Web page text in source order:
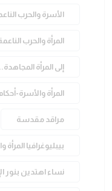
الأسرة والحرب
المرأة والحرب
إلى المرأة المجاهدة..
المرأة والأسرة-
مراقد مقدسة
بيبليوغرافيا المرأة
نساء اهتدين بنور